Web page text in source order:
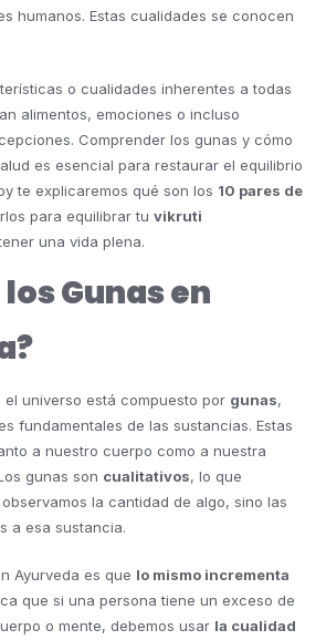
humanos. Estas cualidades se conocen
o cualidades inherentes a todas
alimentos, emociones o incluso
Comprender los gunas y cómo
es esencial para restaurar el equilibrio
te explicaremos qué son los 10 pares de
para equilibrar tu vikruti
una vida plena.
Gunas en
el universo está compuesto por gunas,
fundamentales de las sustancias. Estas
a nuestro cuerpo como a nuestra
gunas son cualitativos, lo que
la cantidad de algo, sino las
a esa sustancia.
Ayurveda es que lo mismo incrementa
que si una persona tiene un exceso de
o mente, debemos usar la cualidad